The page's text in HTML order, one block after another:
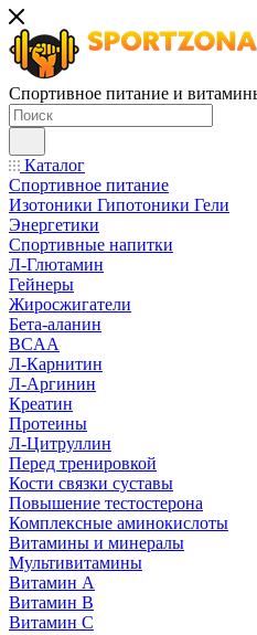
Спортивное питание и
Каталог
Спортивное питание
Изотоники Гипотоники Гели
Энергетики
Спортивные напитки
Л-Глютамин
Гейнеры
Жиросжигатели
Бета-аланин
BCAA
Л-Карнитин
Л-Аргинин
Креатин
Протеины
Л-Цитруллин
Перед тренировкой
Кости связки суставы
Повышение тестостерона
Комплексные аминокислоты
Витамины и минералы
Мультивитамины
Витамин A
Витамин B
Витамин C